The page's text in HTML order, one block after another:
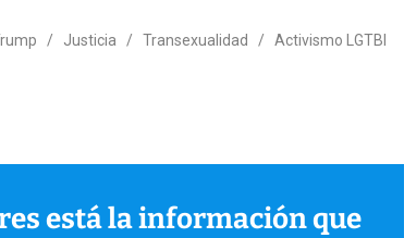
/ Justicia / Transexualidad / Activismo LGTBI
está la información que